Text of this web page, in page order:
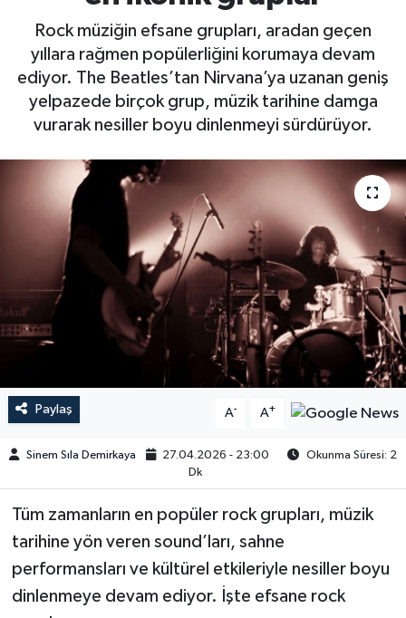
Rock müziğin efsane grupları, aradan geçen
yıllara rağmen popülerliğini korumaya devam
ediyor. The Beatles’tan Nirvana’ya uzanan geniş
yelpazede birçok grup, müzik tarihine damga
vurarak nesiller boyu dinlenmeyi sürdürüyor.
Paylaş A- A+
Sinem Sıla Demirkaya 27.04.2026 - 23:00
Okunma Süresi: 2
Dk
Tüm zamanların en popüler rock grupları, müzik
tarihine yön veren sound’ları, sahne
performansları ve kültürel etkileriyle nesiller boyu
dinlenmeye devam ediyor. İşte efsane rock